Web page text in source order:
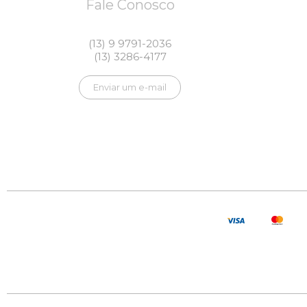
Fale Conosco
(13) 9 9791-2036
(13) 3286-4177
Enviar um e-mail